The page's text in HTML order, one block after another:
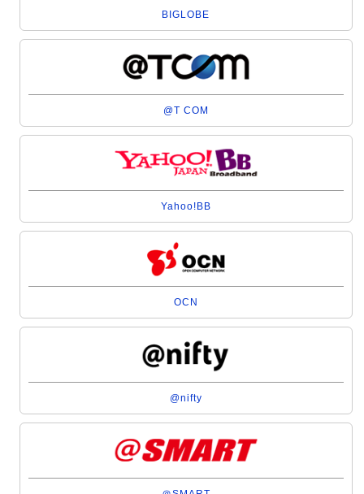
BIGLOBE
@T COM
Yahoo!BB
OCN
@nifty